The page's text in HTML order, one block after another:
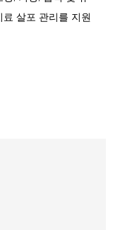
살포 관리를 지원